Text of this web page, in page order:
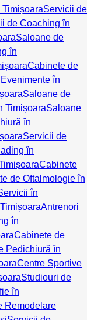
Servicii de
de Coaching în
Saloane de
în
Cabinete de
în
Saloane de
TimișoaraSaloane
în
Servicii de
în
Cabinete
de Oftalmologie în
în
Antrenori
în
Cabinete de
Pedichiură în
Centre Sportive
Studiouri de
în
Remodelare